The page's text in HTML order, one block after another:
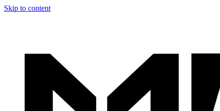
Skip to content